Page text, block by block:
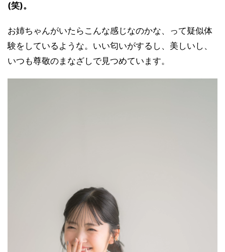
(笑)。
お姉ちゃんがいたらこんな感じなのかな、って疑似体
験をしているような。いい匂いがするし、美しいし、
いつも尊敬のまなざしで見つめています。